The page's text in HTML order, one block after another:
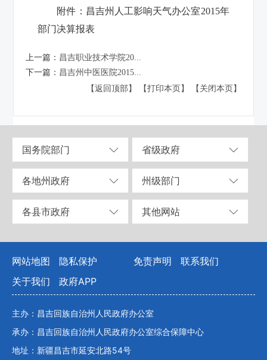
附件： 昌吉州人工影响天气办公室2015年
部门决算报表
上一篇： 昌吉职业技术学院20...
下一篇： 昌吉州中医医院2015...
【返回顶部】
【打印本页】 【关闭本页】
国务院部门 省级政府
各地州政府 州级部门
各县市政府 其他网站
网站地图 隐私保护 免责声明
联系我们
关于我们
政府APP
主办：昌吉回族自治州人民政府办公室
承办：昌吉回族自治州人民政府办公室综合保障中心
地址：新疆昌吉市延安北路54号